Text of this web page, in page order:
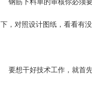
下，对照设计图纸，看看有
要想干好技术工作，就首